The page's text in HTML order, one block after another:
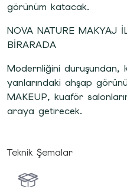
görünüm katacak.
NOVA NATURE MAKYAJ
BİRARADA
Modernliğini duruşundan,
yanlarındaki ahşap
MAKEUP, kuaför
araya getirecek.
Teknik Şemalar